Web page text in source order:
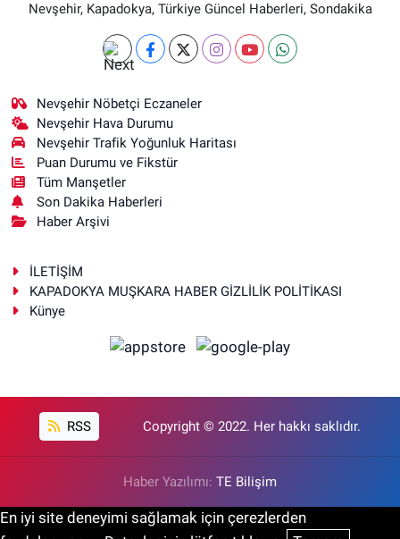
Nevşehir, Kapadokya, Türkiye Güncel Haberleri, Sondakika
Nevşehir Nöbetçi Eczaneler
Nevşehir Hava Durumu
Nevşehir Trafik Yoğunluk Haritası
Puan Durumu ve Fikstür
Tüm Manşetler
Son Dakika Haberleri
Haber Arşivi
İLETİŞİM
KAPADOKYA MUŞKARA HABER GİZLİLİK POLİTİKASI
Künye
RSS Copyright © 2022. Her hakkı saklıdır.
Haber Yazılımı: TE Bilişim
En iyi site deneyimi sağlamak için çerezlerden